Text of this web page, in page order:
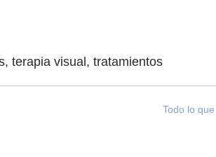
, terapia visual , tratamientos
Todo lo